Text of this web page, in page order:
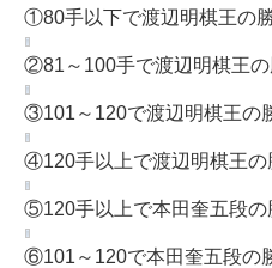
①80手以下で渡辺明棋王の
②81～100手で渡辺明棋王の
③101～120で渡辺明棋王の
④120手以上で渡辺明棋王の
⑤120手以上で本田奎五段の
⑥101～120で本田奎五段の